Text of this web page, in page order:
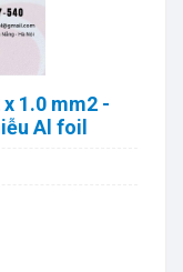
1.0 mm2 -
Al foil